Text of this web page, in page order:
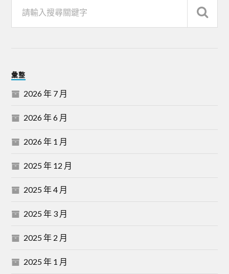
彙整
2026 年 7 月
2026 年 6 月
2026 年 1 月
2025 年 12 月
2025 年 4 月
2025 年 3 月
2025 年 2 月
2025 年 1 月